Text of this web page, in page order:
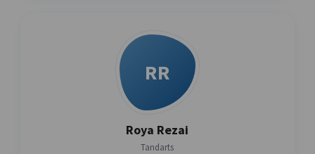
RR
Roya Rezai
Tandarts